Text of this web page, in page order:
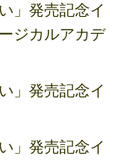
」発売記念イ
ジカルアカデ
」発売記念イ
」発売記念イ